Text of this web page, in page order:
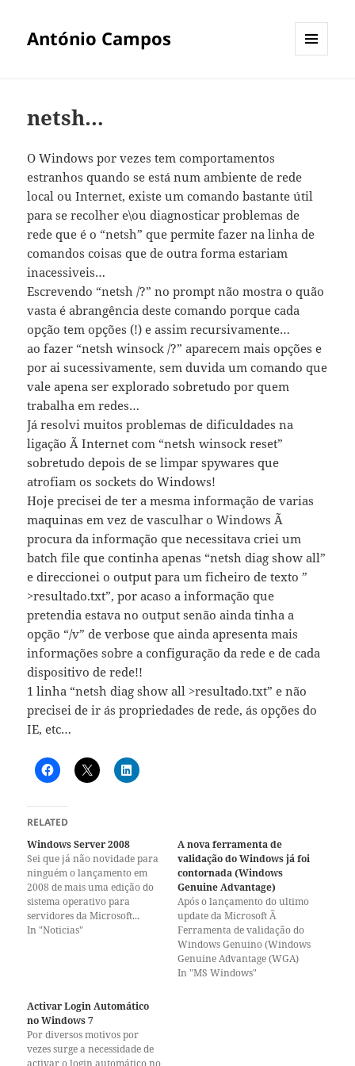
António Campos
netsh…
O Windows por vezes tem comportamentos
estranhos quando se está num ambiente de rede
local ou Internet, existe um comando bastante útil
para se recolher e\ou diagnosticar problemas de
rede que é o “netsh” que permite fazer na linha de
comandos coisas que de outra forma estariam
inacessiveis…
Escrevendo “netsh /?” no prompt não mostra o quão
vasta é abrangência deste comando porque cada
opção tem opções (!) e assim recursivamente…
ao fazer “netsh winsock /?” aparecem mais opções e
por ai sucessivamente, sem duvida um comando que
vale apena ser explorado sobretudo por quem
trabalha em redes…
Já resolvi muitos problemas de dificuldades na
ligação Ã Internet com “netsh winsock reset”
sobretudo depois de se limpar spywares que
atrofiam os sockets do Windows!
Hoje precisei de ter a mesma informação de varias
maquinas em vez de vasculhar o Windows Ã
procura da informação que necessitava criei um
batch file que continha apenas “netsh diag show all”
e direccionei o output para um ficheiro de texto ”
>resultado.txt”, por acaso a informação que
pretendia estava no output senão ainda tinha a
opção “/v” de verbose que ainda apresenta mais
informações sobre a configuração da rede e de cada
dispositivo de rede!!
1 linha “netsh diag show all >resultado.txt” e não
precisei de ir ás propriedades de rede, ás opções do
IE, etc…
RELATED
Windows Server 2008
Sei que já não novidade para
ninguém o lançamento em
2008 de mais uma edição do
sistema operativo para
servidores da Microsoft...
Prometem que será o
mesmo que ser um grande
sistema…
In "Noticias"
A nova ferramenta de
validação do Windows já foi
contornada (Windows
Genuine Advantage)
Após o lançamento do ultimo
update da Microsoft Ã
Ferramenta de validação do
Windows Genuino (Windows
Genuine Advantage (WGA)
Validation Tool), os
In "MS Windows"
Activar Login Automático
no Windows 7
Por diversos motivos por
vezes surge a necessidade de